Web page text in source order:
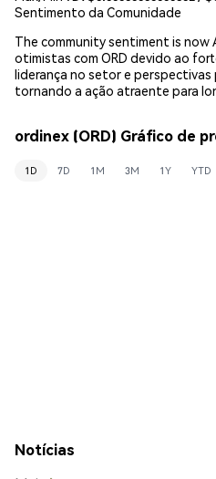
Sentimento da Comunidade
The community sentiment is
otimistas com ORD devido ao
liderança no setor e
tornando a ação atraente para
ordinex (ORD) Gráfico de
1D 7D 1M 3M 1Y YTD
Notícias